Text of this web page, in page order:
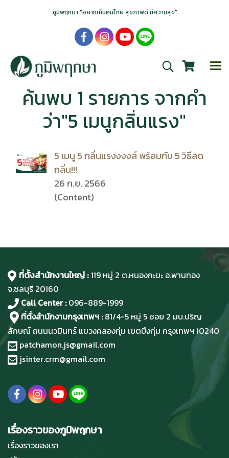
ภูมิพฤกษา "อยากเห็นคนไทย สุขภาพดี มีความสุข"
ค้นพบ 1 รายการ จากคำ
ว่า"5 เมนูกลิ่นแรง"
5 เมนู 5 กลิ่นแรงงงงส์ พร้อมกับ 5 วิธีลด
กลิ่น!!!
26 ก.ย. 2566
(Content)
ที่ตั้งสำนักงานใหญ่ :119 หมู่ 2 ต.หนองกะขะ อ.พานทอง
จ.ชลบุรี 20160
Call Center :096-889-1999
ที่ตั้งสำนักงานกรุงเทพฯ : 81/4-5 หมู่ 5 ซอย 2 มบ.ปริญ
ลักษณ์ ถนนนวมินทร์ แขวงคลองกุ่ม เขตบึงกุ่ม กรุงเทพฯ 10240
patchamon.js@gmail.com
jsinter.crm@gmail.com
เรื่องราวของภูมิพฤกษา
เรื่องราวของเรา